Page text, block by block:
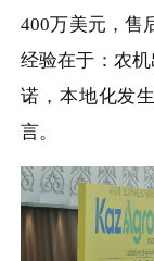
400万美元，售
经验在于：农
诺，本地化发
言。